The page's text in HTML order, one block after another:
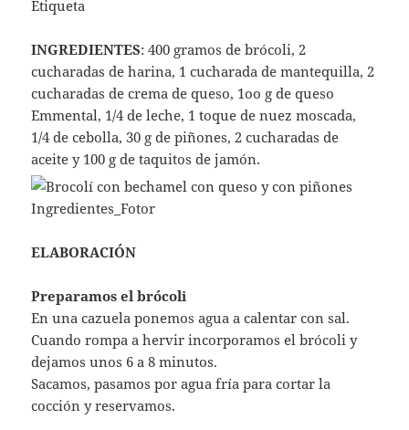
INGREDIENTES: 400 gramos de brócoli, 2
cucharadas de harina, 1 cucharada de mantequilla, 2
cucharadas de crema de queso, 1oo g de queso
Emmental, 1/4 de leche, 1 toque de nuez moscada,
1/4 de cebolla, 30 g de piñones, 2 cucharadas de
aceite y 100 g de taquitos de jamón.
ELABORACIÓN
Preparamos el brócoli
En una cazuela ponemos agua a calentar con sal.
Cuando rompa a hervir incorporamos el brócoli y
dejamos unos 6 a 8 minutos.
Sacamos, pasamos por agua fría para cortar la
cocción y reservamos.